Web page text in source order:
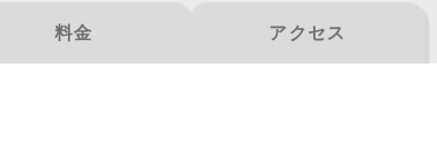
料金 アクセス